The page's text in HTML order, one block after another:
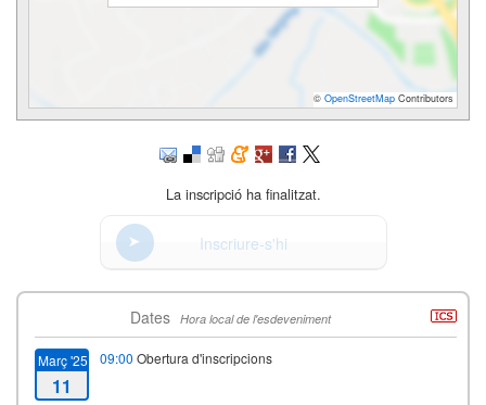
© OpenStreetMap Contributors
La inscripció ha finalitzat.
Inscriure-s'hi
Dates Hora local de l'esdeveniment
Març '25
11
09:00 Obertura d'inscripcions